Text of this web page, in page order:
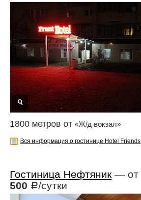
1800 метров от «Ж/д вокзал»
Вся информация о гостинице Hotel Friends
Гостиница Нефтяник — от
500 Р/сутки